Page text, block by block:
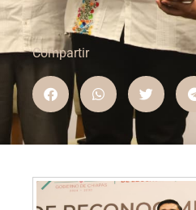
Compartir